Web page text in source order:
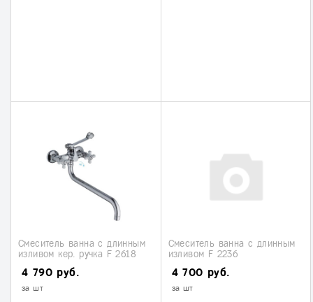
Смеситель ванна с длинным
изливом кер. ручка F 2618
4 790 руб.
за шт
Смеситель ванна с длинным
изливом F 2236
4 700 руб.
за шт